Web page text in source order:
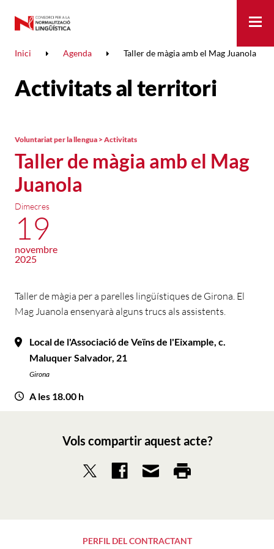
Inici Agenda Taller de màgia amb el Mag Juanola
Activitats al territori
Taller de màgia amb el Mag
Juanola
Voluntariat per la llengua > Activitats
Dimecres
19
novembre
2025
Taller de màgia per a parelles lingüístiques de Girona. El
Mag Juanola ensenyarà alguns trucs als assistents.
Local de l'Associació de Veïns de l'Eixample, c.
Maluquer Salvador, 21
Girona
A les 18.00 h
Vols compartir aquest acte?
PERFIL DEL CONTRACTANT